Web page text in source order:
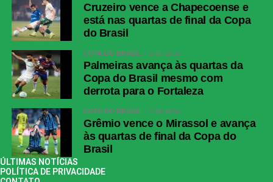
Cruzeiro vence a Chapecoense e
está nas quartas de final da Copa
do Brasil
COPA DO BRASIL 1 dia atrás
Palmeiras avança às quartas da
Copa do Brasil mesmo com
derrota para o Fortaleza
COPA DO BRASIL 1 dia atrás
Grêmio vence o Mirassol e avança
às quartas de final da Copa do
Brasil
ÚLTIMAS NOTÍCIAS
POLÍTICA DE PRIVACIDADE